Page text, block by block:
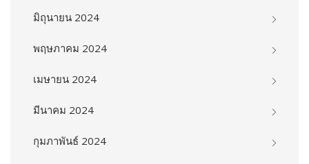
มิถุนายน 2024
พฤษภาคม 2024
เมษายน 2024
มีนาคม 2024
กุมภาพันธ์ 2024